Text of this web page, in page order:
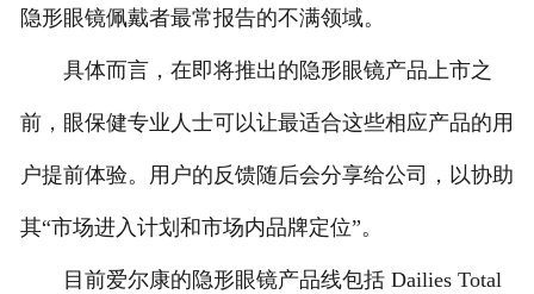
隐形眼镜佩戴者最常报告的不满领域。
具体而言，在即将推出的隐形眼镜产品上市之
前，眼保健专业人士可以让最适合这些相应产品的用
户提前体验。用户的反馈随后会分享给公司，以协助
其“市场进入计划和市场内品牌定位”。
目前爱尔康的隐形眼镜产品线包括 Dailies Total